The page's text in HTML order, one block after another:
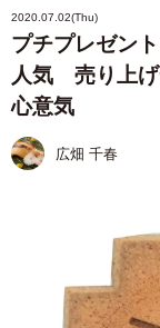
2020.07.02(Thu)
プチプレゼン
人気 売り上
心意気
広畑 千春